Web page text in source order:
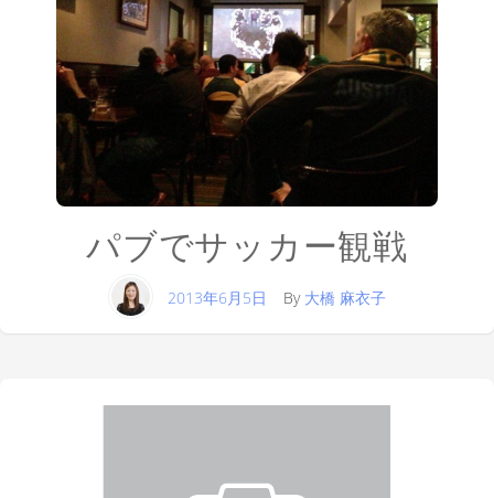
パブでサッカー観戦
2013年6月5日 By 大橋 麻衣子